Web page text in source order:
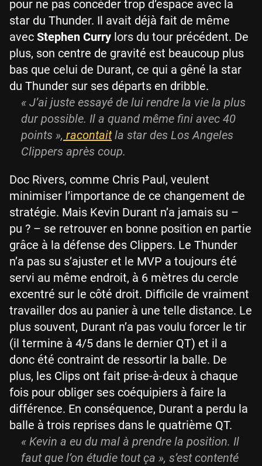
pour ne pas concéder trop d’espace avec la
star du Thunder. Il avait déjà fait de même
avec Stephen Curry lors du tour précédent. De
plus, son centre de gravité est beaucoup plus
bas que celui de Durant, ce qui a gêné la star
du Thunder sur ses départs en dribble.
« J’ai juste essayé de lui rendre la vie la plus
dur possible. Il a quand même fini avec 40
points », racontaitla star des Los Angeles
Clippers après coup.
Doc Rivers, comme Chris Paul, veulent
minimiser l’importance de ce changement de
stratégie. Mais Kevin Durant n’a jamais su –
pu ? – se retrouver en bonne position en partie
grâce à la défense des Clippers. Le Thunder
n’a pas su s’ajuster et le MVP a toujours été
servi au même endroit, à 6 mètres du cercle
excentré sur le côté droit. Difficile de vraiment
travailler dos au panier à une telle distance. Le
plus souvent, Durant n’a pas voulu forcer le tir
(il termine à 4/5 dans le dernier QT) et il a
donc été contraint de ressortir la balle. De
plus, les Clips ont fait prise-à-deux à chaque
fois pour obliger ses coéquipiers à faire la
différence. En conséquence, Durant a perdu la
balle à trois reprises dans le quatrième QT.
« Kevin a eu du mal à prendre la position. Il
faut que l’on étudie tout ça », s’est contenté